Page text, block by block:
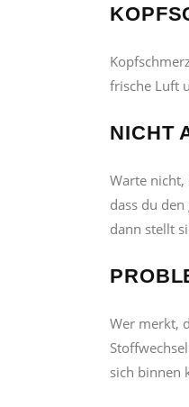
frische Luft
NICHT
Warte nicht,
dass du
dann stellt
Wer merkt,
sich binnen